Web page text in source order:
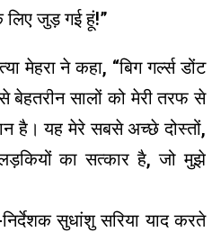
जुड़ गई हूं!”
मेहरा ने कहा, “बिग गर्ल्स डोंट
बेहतरीन सालों को मेरी तरफ से
है। यह मेरे सबसे अच्छे दोस्तों,
का सत्कार है, जो मुझे
निर्देशक सुधांशु सरिया याद करते